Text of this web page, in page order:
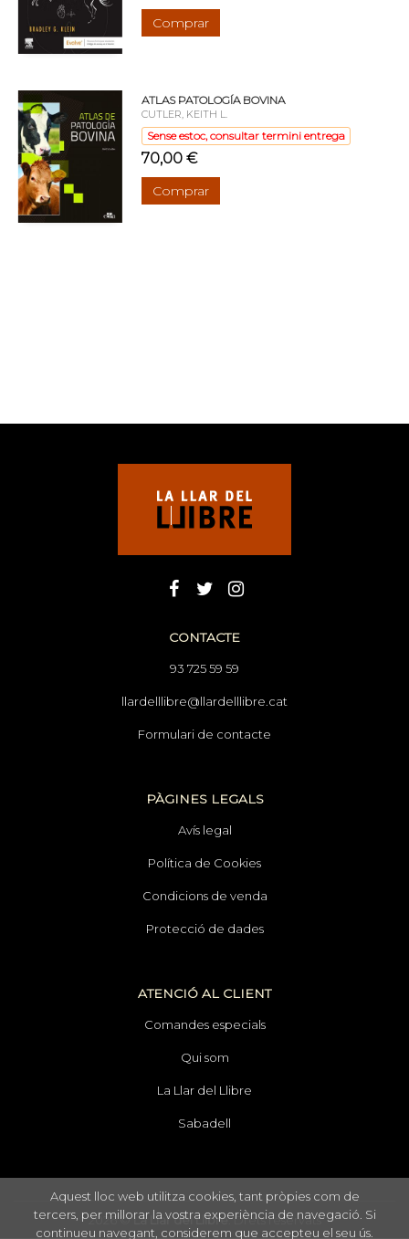
Comprar
ATLAS PATOLOGÍA BOVINA
CUTLER, KEITH L.
Sense estoc, consultar termini entrega
70,00 €
Comprar
CONTACTE
93 725 59 59
llardelllibre@llardelllibre.cat
Formulari de contacte
PÀGINES LEGALS
Avís legal
Política de Cookies
Condicions de venda
Protecció de dades
ATENCIÓ AL CLIENT
Comandes especials
Qui som
La Llar del Llibre
Sabadell
2026 ©La Llar del Llibre. Drets reservats
Aquest lloc web utilitza cookies, tant pròpies com de
tercers, per millorar la vostra experiència de navegació. Si
continueu navegant, considerem que accepteu el seu ús.